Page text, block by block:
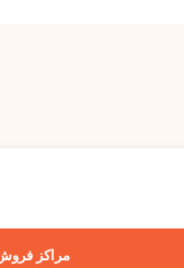
مراکز